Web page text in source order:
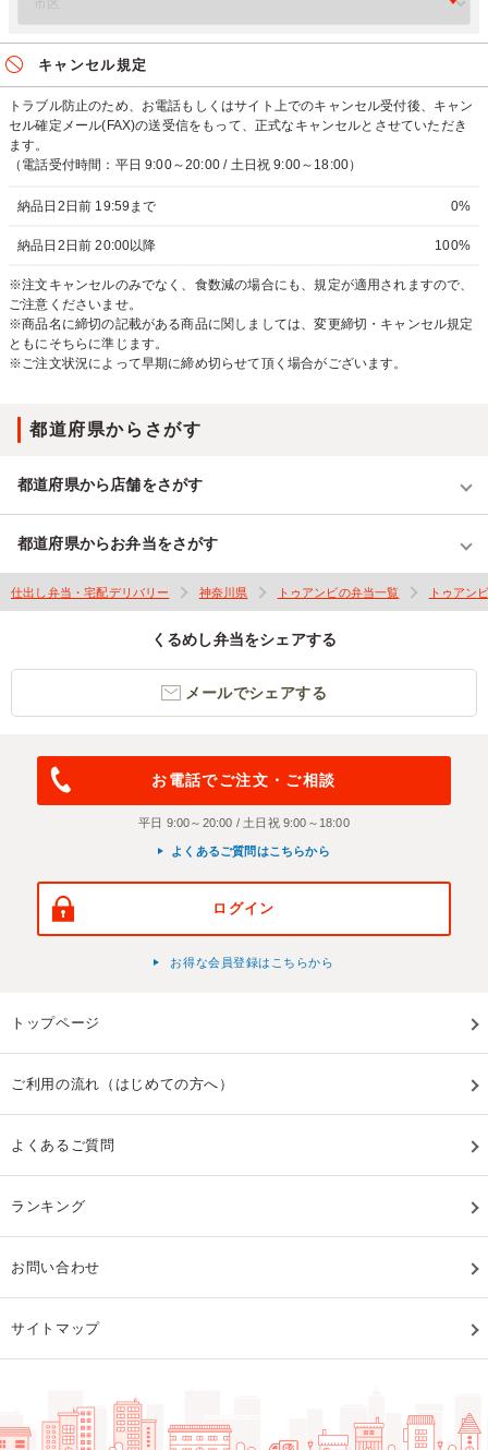
キャンセル規定
トラブル防止のため、お電話もしくはサイト上でのキャンセル受付後、キャン
セル確定メール(FAX)の送受信をもって、正式なキャンセルとさせていただき
ます。
（電話受付時間：平日 9:00～20:00 / 土日祝 9:00～18:00）
納品日2日前 19:59まで 0%
納品日2日前 20:00以降 100%
※注文キャンセルのみでなく、食数減の場合にも、規定が適用されますので、
ご注意くださいませ。
※商品名に締切の記載がある商品に関しましては、変更締切・キャンセル規定
ともにそちらに準じます。
※ご注文状況によって早期に締め切らせて頂く場合がございます。
都道府県からさがす
都道府県から店舗をさがす
都道府県からお弁当をさがす
仕出し弁当・宅配デリバリー 神奈川県 トゥアンビの弁当一覧 トゥアン
くるめし弁当をシェアする
メールでシェアする
お電話でご注文・ご相談
平日 9:00～20:00 / 土日祝 9:00～18:00
よくあるご質問はこちらから
ログイン
お得な会員登録はこちらから
トップページ
ご利用の流れ（はじめての方へ）
よくあるご質問
ランキング
お問い合わせ
サイトマップ